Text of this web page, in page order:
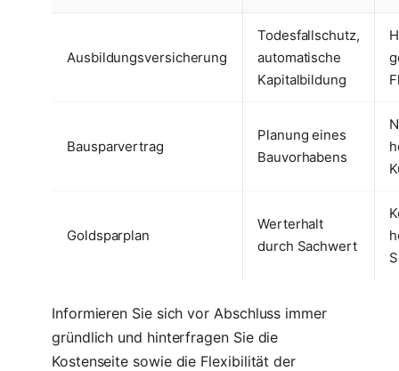
Ausbildungsversicherung
Todesfallschutz,
automatische
Kapitalbildung
Bausparvertrag
Planung eines
Bauvorhabens
Goldsparplan
Werterhalt
durch Sachwert
Informieren Sie sich vor Abschluss immer
gründlich und hinterfragen Sie die
Kostenseite sowie die Flexibilität der